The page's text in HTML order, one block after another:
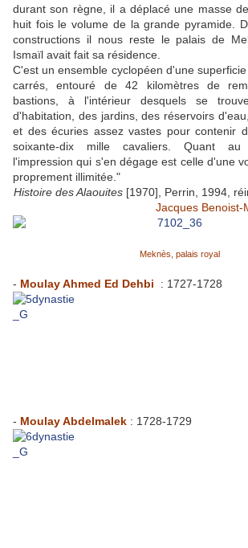
durant son règne, il a déplacé une masse
huit fois le volume de la grande pyramide.
constructions il nous reste le palais de
Ismaïl avait fait sa résidence.
C'est un ensemble cyclopéen d'une
carrés, entouré de 42 kilomètres de
bastions, à l'intérieur desquels se
d'habitation, des jardins, des réservoirs
et des écuries assez vastes pour contenir
soixante-dix mille cavaliers. Quant au
l'impression qui s'en dégage est celle d'une
proprement illimitée."
Histoire des Alaouites [1970], Perrin, 1994,
Jacques Benoist-
Meknès, palais royal
- Moulay Ahmed Ed Dehbi : 1727-1728
- Moulay Abdelmalek : 1728-1729